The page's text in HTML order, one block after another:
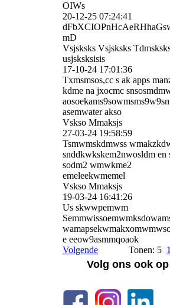
OIWs
20-12-25 07:24:41
m­D
Vsjsksks Vsjsksks
usjsksksisis
17-10-24 17:01:36
Txmsmsos,cc s ak apps
kdme na jxocmc
asemwater akso
Vskso Mmaksjs
27-03-24 19:58:59
Tsmwmskdmwss
snddkwkskem2nwosldm en
sodm2 wmwkme2
emeleekwmemel
Vskso Mmaksjs
19-03-24 16:41:26
Us skwwpemwm
e eeow9asmmqoaok
Volgende
Tonen: 5
Volg ons ook op